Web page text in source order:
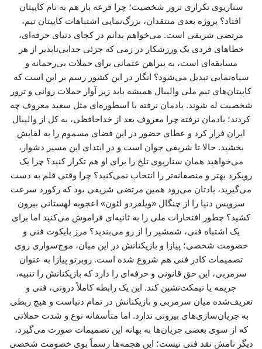
سناریوی تکراری ترور شخصیت؛ چرا قرعه باز هم به نام کاپیتان
افتاد؟ پروژه بعدی منتقدان، بزرگ‌نمایی اشتباهات کاپیتان تیم،
مرتضی شریفی است. می‌خواهم بدانم در کجای دنیای حرفه‌ای،
خطاهای فردی یک ورزشکار در زمی که جزئی جدایی‌ناپذیر از هر
مسابقه‌ای است، به پیراهن عثمانی برای حملات بی‌رحمانه و
سیاه‌نمایی تبدیل می‌شود؟ انگار در این کشور رسم بر این است که
کاپیتان‌های تیم ملی والیبال همیشه باید زیر آوار حملات روانی و ترور
شخصیت له شوند. یادمان نرفته با اسطوره‌ای مثل سعید معروف چه
کردند؛ یادمان نرفته چرا معروف بعد از خداحافظی، به کل از والیبال
ایران فرار کرد و عطای حضور در این فضای مسموم را به لقایش
بخشید. حالا تا شریفی جوان است و در ابتدای این مسیر دشوار،
می‌خواهید همان سناریوی تلخ را برای او هم تکرار کنید؟ چرا یک
رویکرد بهتر و منصفانه‌تر را انتخاب نمی‌کنید؟ چرا وقتی قلم به دست
می‌گیرید، یادتان می‌رود همین مرتضی شریفی بود که رکورد سرعت
سرویس دنیا را از چنگال «ویلفردو لئون» اعجوبه لهستانی بیرون
کشید؟ چطور افتخارات ملی را به ثانیه‌ای فراموش می‌کنید اما برای
یک اشتباه فنی، شمشیر را از رو می‌بندید؟ مرز بایکوت فنی و
خصومت شخصی؛ پیازا و بازیکنانش در این میان، موج‌سواری روی
تصمیمات کادر فنی هم شروع شده است. روبرتو پیازا به عنوان
سرمربی، این حق قانونی و حرفه‌ای را دارد که بازیکنانش را تنبیه،
جریمه یا نیمکت‌نشین کند. این یک رابطه کاملاً درونی، فنی و
تعریف‌شده میان سرمربی و بازیکنانش در تمام دنیاست و هیچ ربطی
به جریان‌سازی‌های بیرونی ندارد. اما متأسفانه نوع و شدت حملاتی
که از سوی بعضی جریان‌ها به بهانه این تصمیمات صورت می‌گیرد،
دیگر نامش نقد فنی نیست؛ این هجمه‌ها رسماً بوی خصومت شخصی